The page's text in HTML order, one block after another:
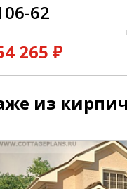
62
265 ₽
из